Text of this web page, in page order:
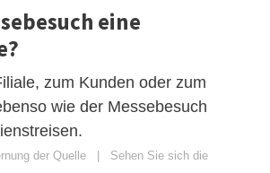
eine
zum Kunden oder zum
wie der Messebesuch
der Quelle | Sehen Sie sich die